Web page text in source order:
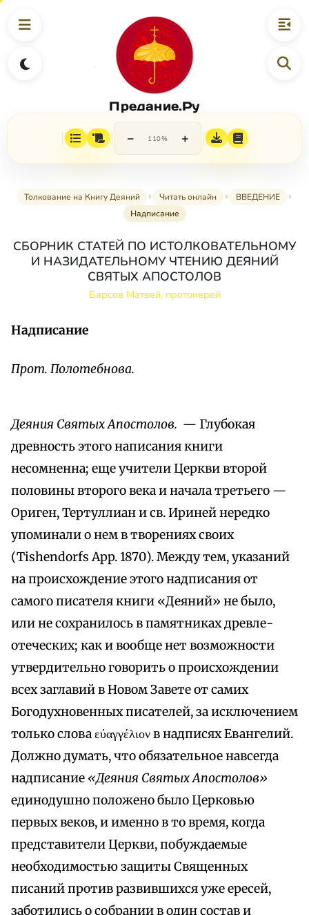
Предание.Ру
− 110% +
Толкование на Книгу Деяний Читать онлайн
ВВЕДЕНИЕ
Надписание
СБОРНИК СТАТЕЙ ПО ИСТОЛКОВАТЕЛЬНОМУ
И НАЗИДАТЕЛЬНОМУ ЧТЕНИЮ ДЕЯНИЙ
СВЯТЫХ АПОСТОЛОВ
Барсов Матвей, протоиерей
Надписание
Прот. Полотебнова.
Деяния Святых Апостолов. — Глубокая
древность этого написания книги
несомненна; еще учители Церкви второй
половины второго века и начала третьего —
Ориген, Тертуллиан и св. Ириней нередко
упоминали о нем в творениях своих
(Tishendorfs App. 1870). Между тем, указаний
на происхождение этого надписания от
самого писателя книги «Деяний» не было,
или не сохранилось в памятниках древле-
отеческих; как и вообще нет возможности
утвердительно говорить о происхождении
всех заглавий в Новом Завете от самих
Богодухновенных писателей, за исключением
только слова εύαγγέλιον в надписях Евангелий.
Должно думать, что обязательное навсегда
надписание «Деяния Святых Апостолов»
единодушно положено было Церковью
первых веков, и именно в то время, когда
представители Церкви, побуждаемые
необходимостью защиты Священных
писаний против развившихся уже ересей,
заботились о собрании в один состав и